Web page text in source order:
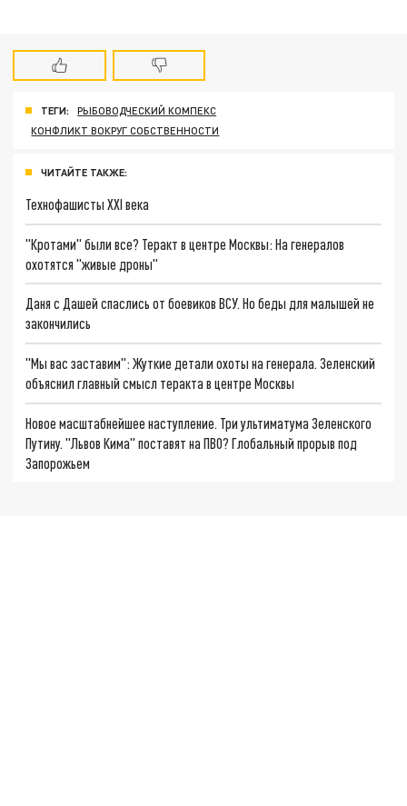
ТЕГИ:
РЫБОВОДЧЕСКИЙ КОМПЕКС
КОНФЛИКТ ВОКРУГ СОБСТВЕННОСТИ
ЧИТАЙТЕ ТАКЖЕ:
Технофашисты XXI века
"Кротами" были все? Теракт в центре Москвы: На генералов
охотятся "живые дроны"
Даня с Дашей спаслись от боевиков ВСУ. Но беды для малышей не
закончились
"Мы вас заставим": Жуткие детали охоты на генерала. Зеленский
объяснил главный смысл теракта в центре Москвы
Новое масштабнейшее наступление. Три ультиматума Зеленского
Путину. "Львов Кима" поставят на ПВО? Глобальный прорыв под
Запорожьем